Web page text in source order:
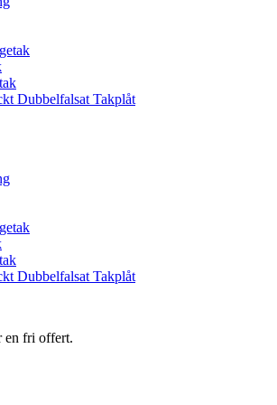
Dubbelfalsat Takplåt
Dubbelfalsat Takplåt
en fri offert.